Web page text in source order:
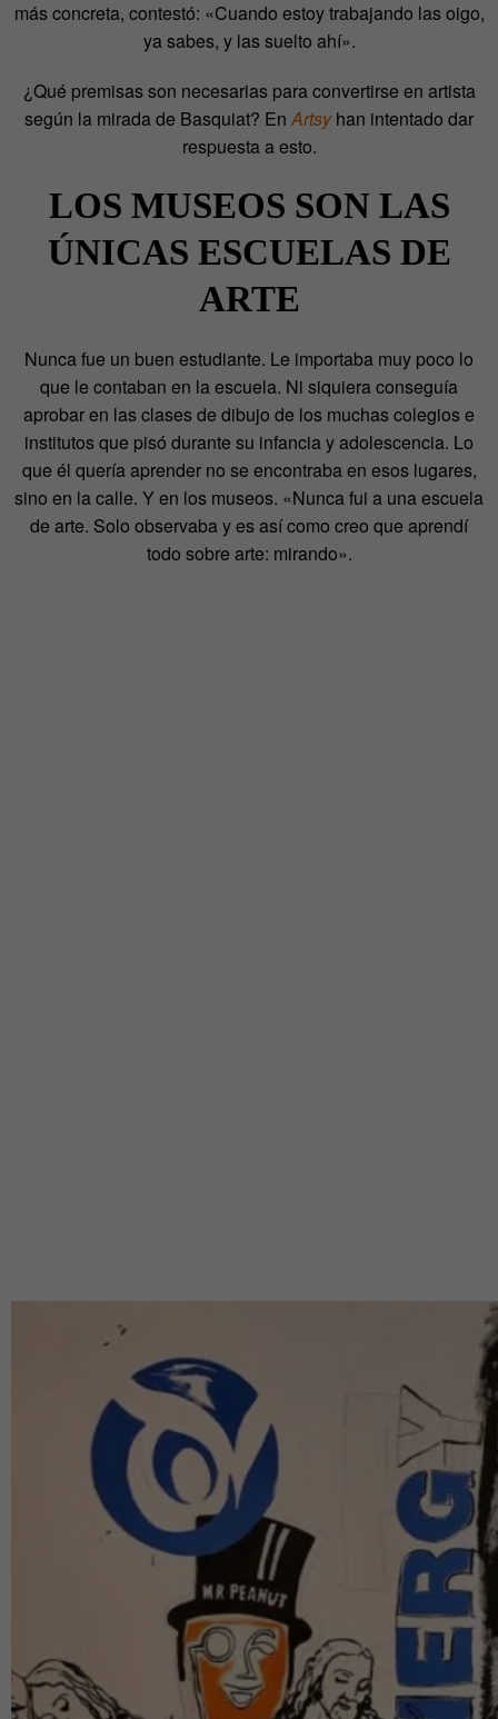
más concreta, contestó: «Cuando estoy trabajando las oigo,
ya sabes, y las suelto ahí».
¿Qué premisas son necesarias para convertirse en artista
según la mirada de Basquiat? EnArtsyhan intentado dar
respuesta a esto.
LOS MUSEOS SON LAS
ÚNICAS ESCUELAS DE
ARTE
Nunca fue un buen estudiante. Le importaba muy poco lo
que le contaban en la escuela. Ni siquiera conseguía
aprobar en las clases de dibujo de los muchas colegios e
institutos que pisó durante su infancia y adolescencia. Lo
que él quería aprender no se encontraba en esos lugares,
sino en la calle. Y en los museos. «Nunca fui a una escuela
de arte. Solo observaba y es así como creo que aprendí
todo sobre arte: mirando».